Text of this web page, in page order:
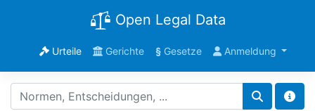
Open Legal Data
Urteile Gerichte §Gesetze Anmeldung